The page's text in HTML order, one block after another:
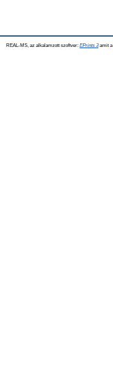
REAL-MS, az alkalamzott szoftver: EPrints 3amit a